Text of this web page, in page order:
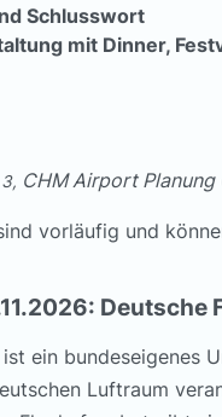
Schlusswort
mit Dinner,
CHM Airport Planung
vorläufig und
Deutsche
ein bundeseigenes
Luftraum